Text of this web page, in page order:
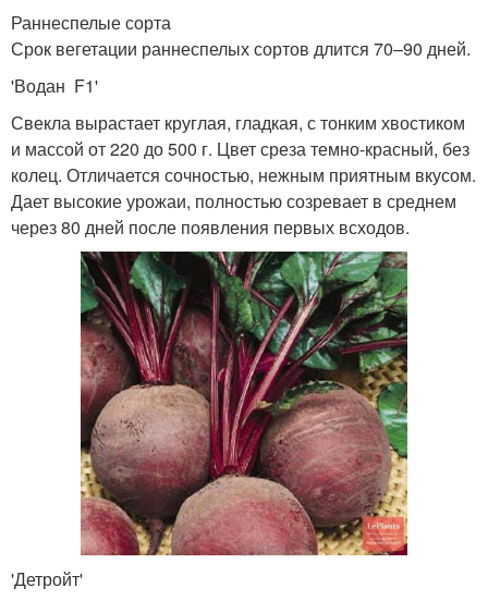
Раннеспелые сорта
Срок вегетации раннеспелых сортов длится 70–90 дней.
'Водан F1'
Свекла вырастает круглая, гладкая, с тонким хвостиком
и массой от 220 до 500 г. Цвет среза темно-красный, без
колец. Отличается сочностью, нежным приятным вкусом.
Дает высокие урожаи, полностью созревает в среднем
через 80 дней после появления первых всходов.
'Детройт'